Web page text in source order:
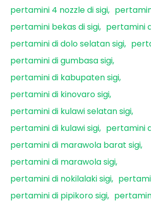
pertamini 4 nozzle di sigi
pertamini bekas di sigi
pertamini
pertamini di dolo selatan sigi
pertamini di gumbasa sigi
pertamini di kabupaten sigi
pertamini di kinovaro sigi
pertamini di kulawi selatan sigi
pertamini di kulawi sigi
pertamini
pertamini di marawola barat sigi
pertamini di marawola sigi
pertamini di nokilalaki sigi
pertamini di pipikoro sigi